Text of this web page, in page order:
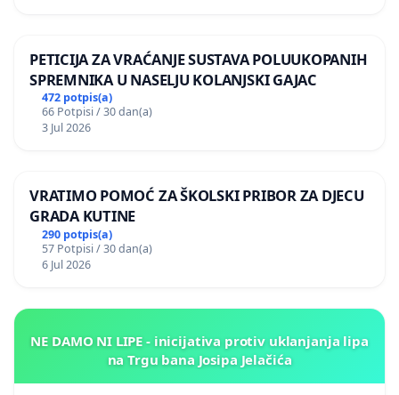
PETICIJA ZA VRAĆANJE SUSTAVA POLUUKOPANIH
SPREMNIKA U NASELJU KOLANJSKI GAJAC
472 potpis(a)
66 Potpisi / 30 dan(a)
3 Jul 2026
VRATIMO POMOĆ ZA ŠKOLSKI PRIBOR ZA DJECU
GRADA KUTINE
290 potpis(a)
57 Potpisi / 30 dan(a)
6 Jul 2026
NE DAMO NI LIPE - inicijativa protiv uklanjanja lipa
na Trgu bana Josipa Jelačića